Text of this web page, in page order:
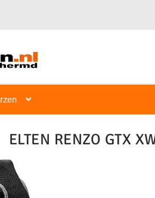
Hoog & Laag
ELTEN RENZO GTX